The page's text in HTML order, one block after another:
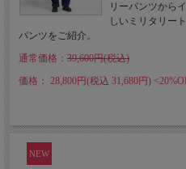
リーパンツから
しいミリタリー
パンツをご紹介。
通常価格： 39,600円(税込)
価格： 28,800円(税込 31,680円)
NEW